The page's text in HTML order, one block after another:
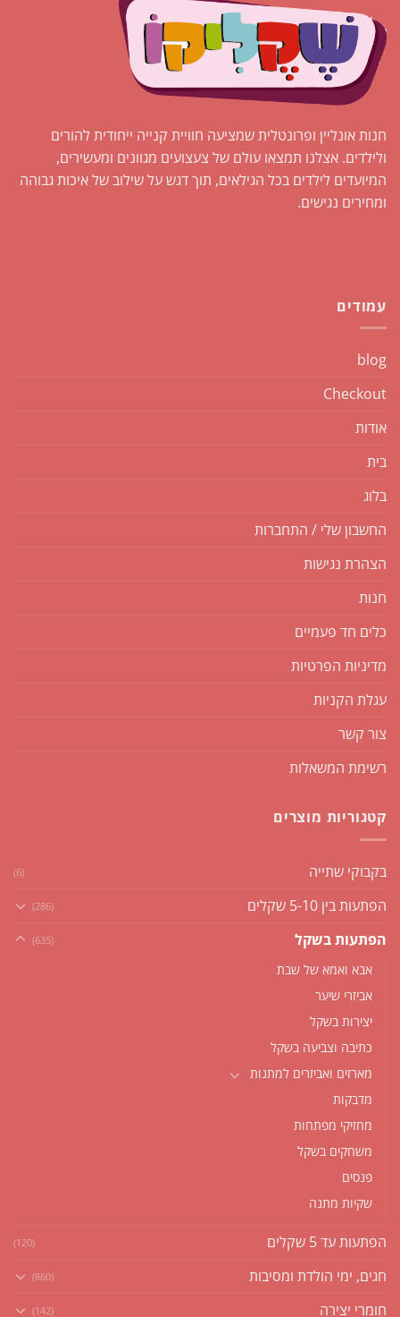
חנות אונליין ופרונטלית שמציעה חוויית קנייה ייחודית להורים
ולילדים. אצלנו תמצאו עולם של צעצועים מגוונים ומעשירים,
המיועדים לילדים בכל הגילאים, תוך דגש על שילוב של איכות גבוהה
ומחירים נגישים.
עמודים
blog
Checkout
אודות
בית
בלוג
החשבון שלי / התחברות
הצהרת נגישות
חנות
כלים חד פעמיים
מדיניות הפרטיות
עגלת הקניות
צור קשר
רשימת המשאלות
קטגוריות מוצרים
בקבוקי שתייה (6)
הפתעות בין 5-10 שקלים (286)
הפתעות בשקל (635)
אבא ואמא של שבת
אביזרי שיער
יצירות בשקל
כתיבה וצביעה בשקל
מארזים ואביזרים למתנות
מדבקות
מחזיקי מפתחות
משחקים בשקל
פנסים
שקיות מתנה
הפתעות עד 5 שקלים (120)
חגים, ימי הולדת ומסיבות (860)
חומרי יצירה (142)